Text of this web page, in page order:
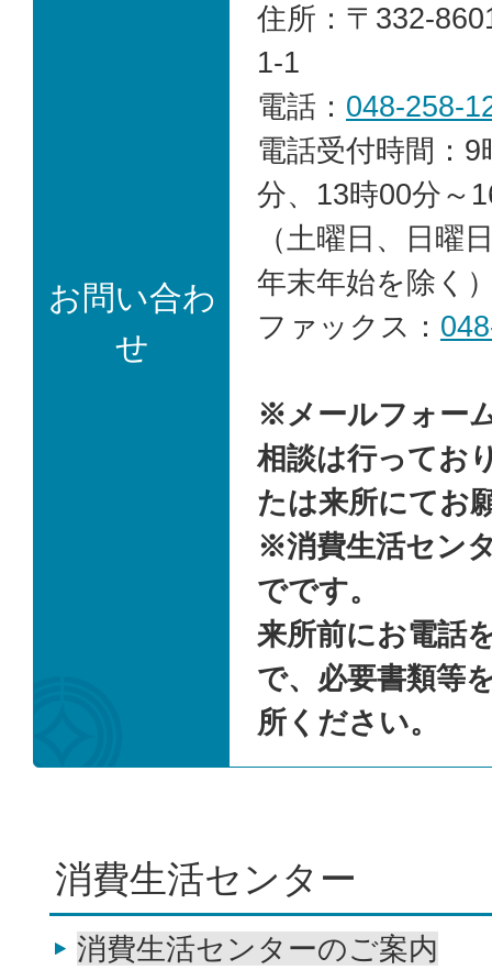
お問い合わ
せ
住所：〒332-
1-1
電話： 048-258-
電話受付時間：
分、13時00分～
（土曜日、日曜
年末年始を除く
ファックス：
※メールフォー
相談は行ってお
たは来所にてお
※消費生活セン
でです。
来所前にお電話
で、必要書類等
所ください。
消費生活センター
消費生活センターのご案内